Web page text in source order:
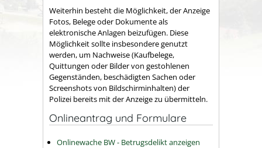
Weiterhin besteht die Möglichkeit, der Anzeige
Fotos, Belege oder Dokumente als
elektronische Anlagen beizufügen. Diese
Möglichkeit sollte insbesondere genutzt
werden, um Nachweise (Kaufbelege,
Quittungen oder Bilder von gestohlenen
Gegenständen, beschädigten Sachen oder
Screenshots von Bildschirminhalten) der
Polizei bereits mit der Anzeige zu übermitteln.
Onlineantrag und Formulare
Onlinewache BW - Betrugsdelikt anzeigen